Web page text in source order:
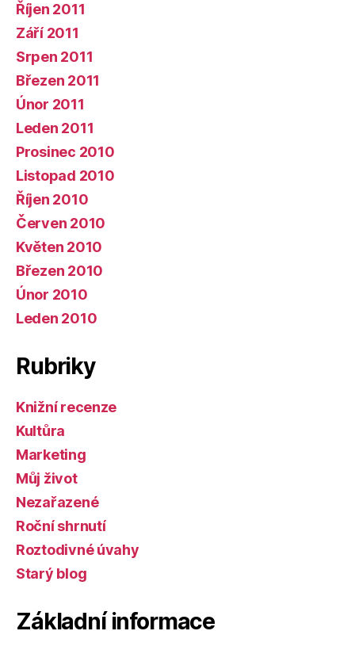
Říjen 2011
Září 2011
Srpen 2011
Březen 2011
Únor 2011
Leden 2011
Prosinec 2010
Listopad 2010
Říjen 2010
Červen 2010
Květen 2010
Březen 2010
Únor 2010
Leden 2010
Rubriky
Knižní recenze
Kultůra
Marketing
Můj život
Nezařazené
Roční shrnutí
Roztodivné úvahy
Starý blog
Základní informace